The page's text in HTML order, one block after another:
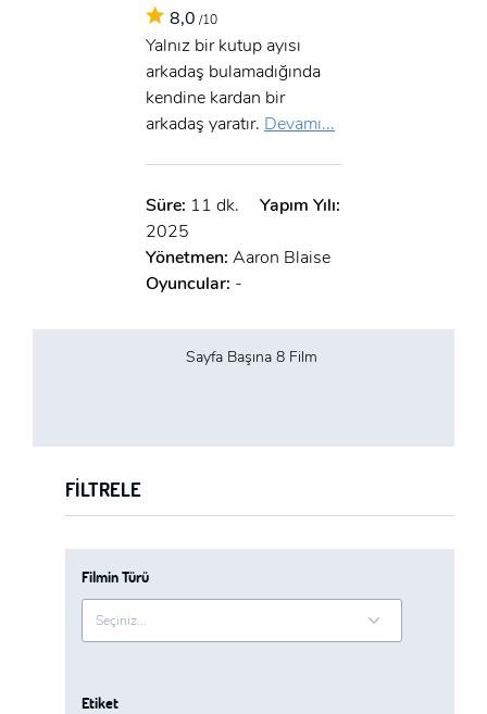
GIRIŞ YAP
Beni Hatırla
ÜYE OL
Ad Soyad:
E-Posta:
8,0 /10
Yalnız bir kutup ayısı
arkadaş bulamadığında
kendine kardan bir
arkadaş yaratır. Devamı...
Süre: 11 dk.
Yapım Yılı:
2025
Yönetmen: Aaron Blaise
Oyuncular: -
Sayfa Başına 8 Film
FILTRELE
Filmin Türü
Etiket